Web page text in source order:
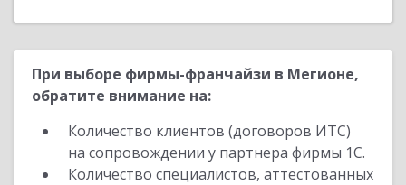
При выборе фирмы-франчайзи в Мегионе,
обратите внимание на:
Количество клиентов (договоров ИТС)
на сопровождении у партнера фирмы 1С.
Количество специалистов, аттестованных